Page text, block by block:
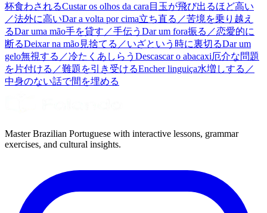
杯食わされるCustar os olhos da cara 目玉が飛び出るほど高い
／法外に高いDar a volta por cima立ち直る／苦境を乗り越え
るDar uma mão手を貸す／手伝う Dar um fora振る／恋愛的に
断るDeixar na mão見捨てる／いざという時に裏切るDar um
gelo無視する／冷たくあしらう Descascar o abacaxi厄介な問題
を片付ける／難題を引き受けるEncher linguiça水増しする／
中身のない話で間を埋める
Master Brazilian Portuguese with interactive lessons, grammar
exercises, and cultural insights.